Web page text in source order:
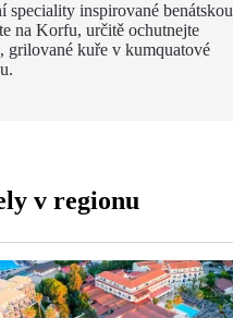
speciality inspirované benátskou
na Korfu, určitě ochutnejte
grilované kuře v kumquatové
v regionu